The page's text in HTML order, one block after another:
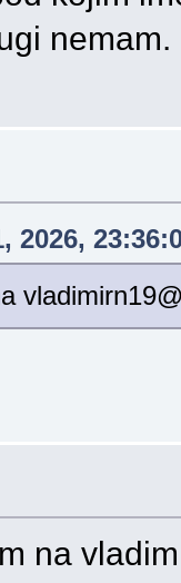
2026,
na